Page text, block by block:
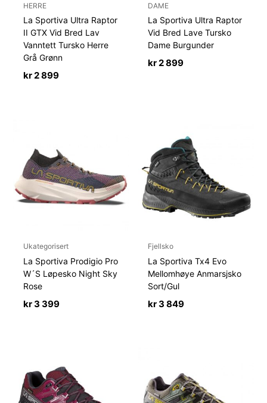
HERRE
La Sportiva Ultra Raptor
II GTX Vid Bred Lav
Vanntett Tursko Herre
Grå Grønn
kr2 899
DAME
La Sportiva Ultra Raptor
Vid Bred Lave Tursko
Dame Burgunder
kr2 899
Ukategorisert
La Sportiva Prodigio Pro
W´S Løpesko Night Sky
Rose
kr3 399
Fjellsko
La Sportiva Tx4 Evo
Mellomhøye Anmarsjsko
Sort/Gul
kr3 849